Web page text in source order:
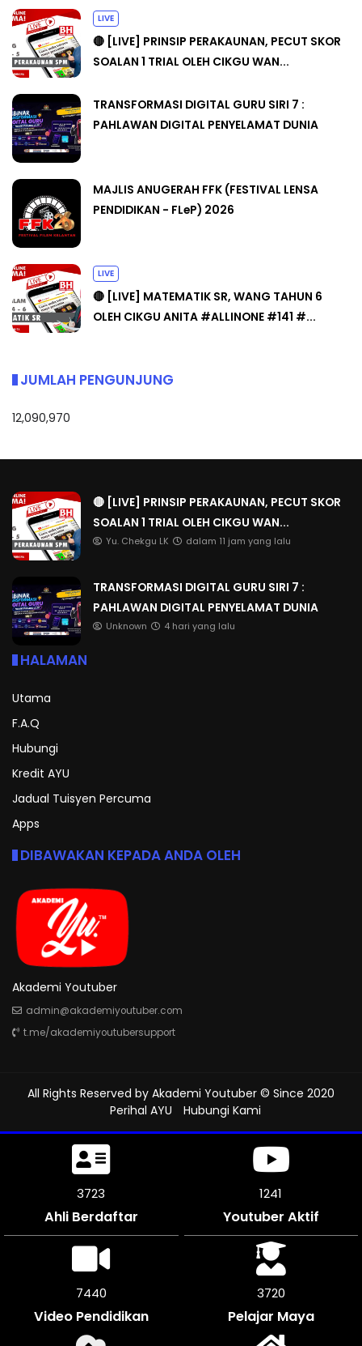
LIVE
🔴 [LIVE] PRINSIP PERAKAUNAN, PECUT SKOR
SOALAN 1 TRIAL OLEH CIKGU WAN...
TRANSFORMASI DIGITAL GURU SIRI 7 :
PAHLAWAN DIGITAL PENYELAMAT DUNIA
MAJLIS ANUGERAH FFK (FESTIVAL LENSA
PENDIDIKAN - FLeP) 2026
LIVE
🔴 [LIVE] MATEMATIK SR, WANG TAHUN 6
OLEH CIKGU ANITA #ALLINONE #141 #...
JUMLAH PENGUNJUNG
12,090,970
🔴 [LIVE] PRINSIP PERAKAUNAN, PECUT SKOR
SOALAN 1 TRIAL OLEH CIKGU WAN...
Yu. Chekgu LK dalam 11 jam yang lalu
TRANSFORMASI DIGITAL GURU SIRI 7 :
PAHLAWAN DIGITAL PENYELAMAT DUNIA
Unknown 4 hari yang lalu
HALAMAN
Utama
F.A.Q
Hubungi
Kredit AYU
Jadual Tuisyen Percuma
Apps
DIBAWAKAN KEPADA ANDA OLEH
Akademi Youtuber
admin@akademiyoutuber.com
t.me/akademiyoutubersupport
All Rights Reserved by Akademi Youtuber © Since 2020
Perihal AYU
Hubungi Kami
4176
Ahli Berdaftar
1312
Youtuber Aktif
8352
Video Pendidikan
4176
Pelajar Maya